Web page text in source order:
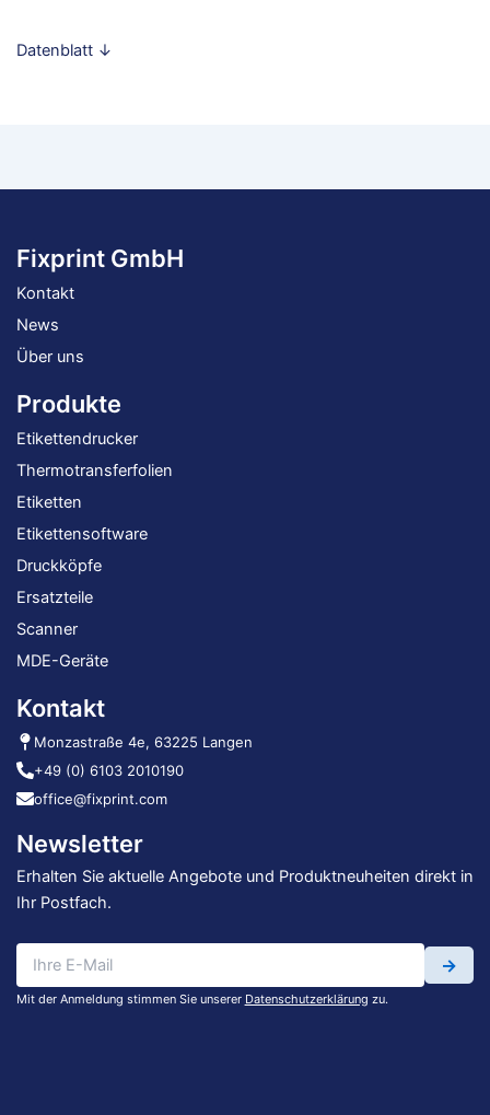
Datenblatt ↓
Fixprint GmbH
Kontakt
News
Über uns
Produkte
Etikettendrucker
Thermotransferfolien
Etiketten
Etikettensoftware
Druckköpfe
Ersatzteile
Scanner
MDE-Geräte
Kontakt
Monzastraße 4e, 63225 Langen
+49 (0) 6103 2010190
office@fixprint.com
Newsletter
Erhalten Sie aktuelle Angebote und Produktneuheiten direkt in
Ihr Postfach.
→
Mit der Anmeldung stimmen Sie unserer Datenschutzerklärung zu.